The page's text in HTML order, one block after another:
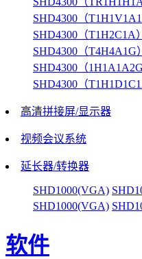
SHD4300（
SHD4300（T1H2C1A）
SHD4300（T4H4A1G）
SHD4300（
SHD4300（
高清拼接屏/显示器
视频会议系统
延长器/转换器
SHD1000(VGA)
SHD1000(VGA)
软件